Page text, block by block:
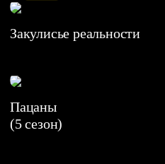
Закулисье реальности
Пацаны
(5 сезон)